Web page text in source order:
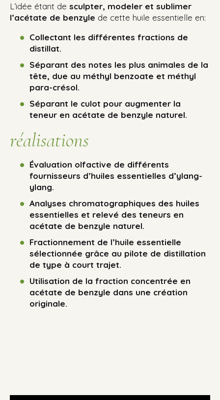
L’idée étant de sculpter, modeler et sublimer
l’acétate de benzyle de cette huile essentielle en:
Collectant les différentes fractions de
distillat.
Séparant des notes les plus animales de la
tête, due au méthyl benzoate et méthyl
para-crésol.
Séparant le culot pour augmenter la
teneur en acétate de benzyle naturel.
réalisations
Évaluation olfactive de différents
fournisseurs d’huiles essentielles d’ylang-
ylang.
Analyses chromatographiques des huiles
essentielles et relevé des teneurs en
acétate de benzyle naturel.
Fractionnement de l’huile essentielle
sélectionnée grâce au pilote de distillation
de type à court trajet.
Utilisation de la fraction concentrée en
acétate de benzyle dans une création
originale.